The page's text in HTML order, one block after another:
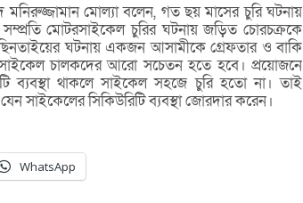
মনিরুজ্জামান মোল্যা বলেন, গত ছয় মাসের চুরি ঘটনায়
মোটরসাইকেল চুরির ঘটনায় জড়িত চোরচক্রকে
ঘটনায় একজন আসামীকে গ্রেফতার ও বাকি
চালকদের আরো সচেতন হতে হবে। প্রয়োজনে
ব্যবস্থা থাকলে সাইকেল সহজে চুরি হতো না। তাই
সাইকেলের সিকিউরিটি ব্যবস্থা জোরদার করেন।
WhatsApp